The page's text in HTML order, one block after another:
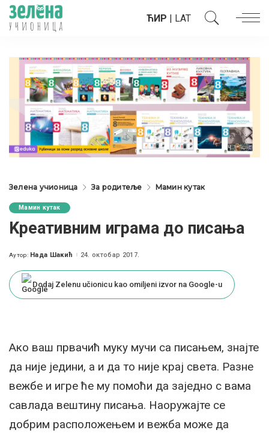
ЋИР | LAT
Зелена учионица За родитеље Мамин кутак
Мамин кутак
Kреативним играма до писања
Posted
Аутор: Нада Шакић 24. октобар 2017.
Dodaj Zelenu učionicu kao omiljeni izvor na Google-u
Ако ваш првачић муку мучи са писањем, знајте
да није једини, а и да то није крај света. Разне
вежбе и игре ће му помоћи да заједно с вама
савлада вештину писања. Наоружајте се
добрим расположењем и вежба може да